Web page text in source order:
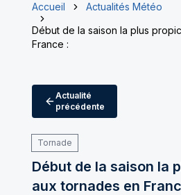
Accueil
Actualités Météo
Début de la saison la plus
France :
Actualité
précédente
Tornade
Début de la saison la
aux tornades en